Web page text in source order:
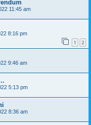
11:45 am
8:16 pm
1 2
9:46 am
5:13 pm
8:36 am